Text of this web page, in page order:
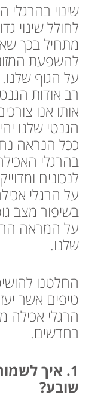
שינוי בהרגלי
לחולל שינוי
מתחיל בכך
להשפעת
על הגוף
רב אודות
אותו אנו
הגנטי שלנו
ככל הנראה
בהרגלי
לנכונים
על הרגלי
בשיפור מצב
על המראה
שלנו.
החלטנו
טיפים אשר
הרגלי אכילה
בחדשים.
​​1. ​איך
שובע?